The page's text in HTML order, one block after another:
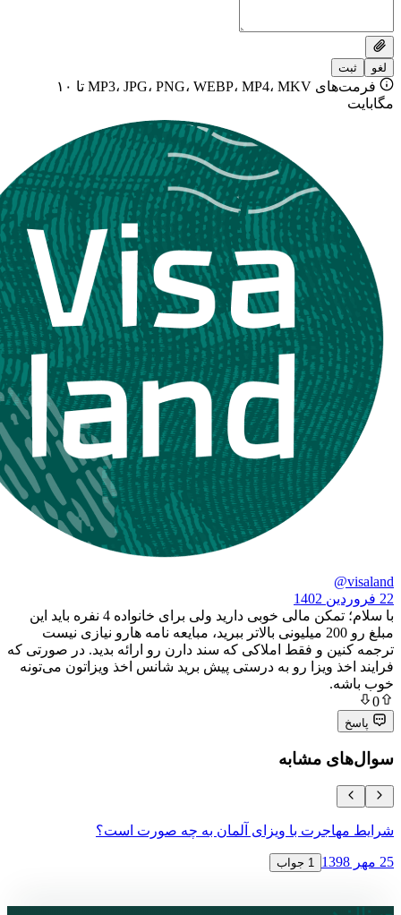
فرمت‌های MP3، JPG، PNG، WEBP، MP4، MKV تا ۱۰
با سلام؛ تمکن مالی خوبی دارید ولی برای خانواده 4 نفره باید این
مبلغ رو 200 میلیونی بالاتر ببرید، مبایعه نامه هارو نیازی نیست
و فقط املاکی که سند دارن رو ارائه بدید. در صورتی که
ویزا رو به درستی پیش برید شانس اخذ ویزاتون می‌تونه
مشابه
با ویزای آلمان به چه صورت است؟
1 جواب